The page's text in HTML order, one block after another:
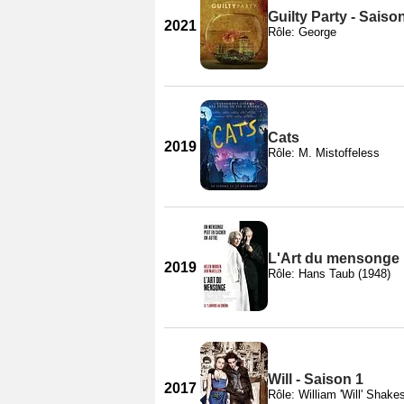
2021
Guilty Party -
Rôle: George
2019
Cats
Rôle: M. Mistoffeless
2019
L'Art du mensonge
Rôle: Hans Taub (1948)
2017
Will - Saison 1
Rôle: William 'Will'